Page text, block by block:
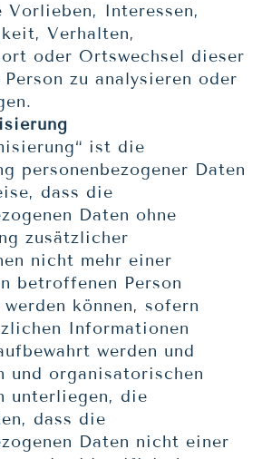
Vorlieben, Interessen,
Verhalten,
oder Ortswechsel dieser
zu analysieren oder
ist die
personenbezogener Daten
dass die
Daten ohne
zusätzlicher
nicht mehr einer
betroffenen Person
können, sofern
Informationen
werden und
und organisatorischen
unterliegen, die
dass die
Daten nicht einer